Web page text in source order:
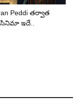
Peddi తర్వాత
ఇదే..